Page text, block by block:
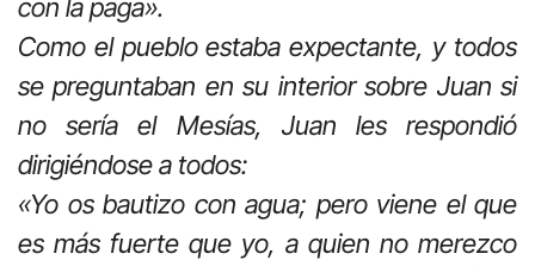
con la paga».
Como el pueblo estaba expectante, y todos
se preguntaban en su interior sobre Juan si
no sería el Mesías, Juan les respondió
dirigiéndose a todos:
«Yo os bautizo con agua; pero viene el que
es más fuerte que yo, a quien no merezco